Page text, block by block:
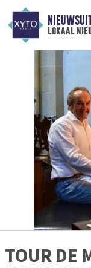
lokaal
TOUR DE